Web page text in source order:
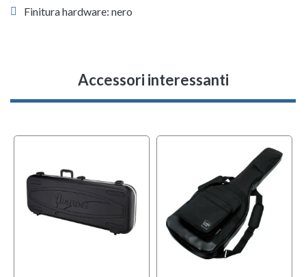
Finitura hardware: nero
Accessori interessanti